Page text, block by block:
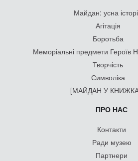
Майдан: усна
Агітація
Боротьба
Меморіальні предмети Героїв
Творчість
Символіка
[МАЙДАН У
ПРО НАС
Контакти
Ради музею
Партнери